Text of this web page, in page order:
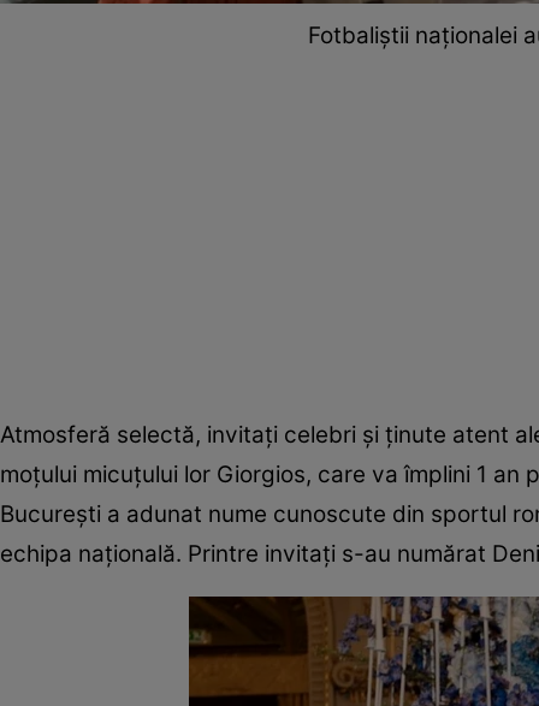
Fotbaliștii naționalei
Atmosferă selectă, invitați celebri și ținute atent
moțului micuțului lor Giorgios, care va împlini 1
București a adunat nume cunoscute din sportul
echipa națională. Printre invitați s-au numărat